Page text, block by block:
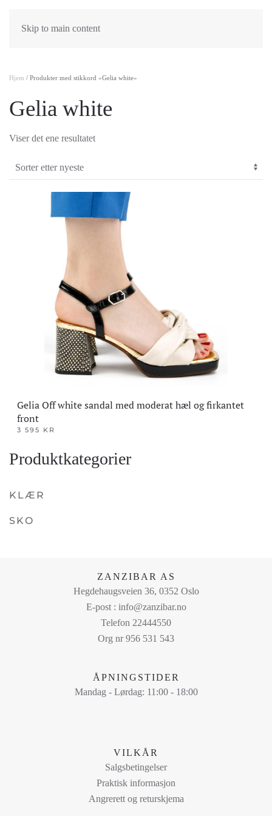
Skip to main content
Hjem / Produkter med stikkord «Gelia white»
Gelia white
Viser det ene resultatet
Gelia Off white sandal med moderat hæl og firkantet
front
3 595 KR
produktet
flere
Alternativene
Produktkategorier
KLÆR
SKO
ZANZIBAR AS
Hegdehaugsveien 36, 0352 Oslo
E-post : info@zanzibar.no
Telefon 22444550
Org nr 956 531 543
ÅPNINGSTIDER
Mandag - Lørdag: 11:00 - 18:00
VILKÅR
Salgsbetingelser
Praktisk informasjon
Angrerett og returskjema